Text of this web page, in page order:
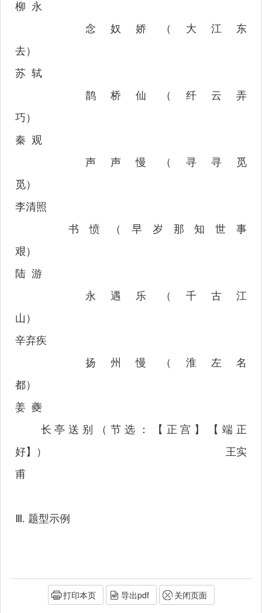
柳 永
念奴娇（大江东
去）
苏 轼
鹊桥仙（纤云弄
巧）
秦 观
声声慢（寻寻觅
觅）
李清照
书愤（早岁那知世事
艰）
陆 游
永遇乐（千古江
山）
辛弃疾
扬州慢（淮左名
都）
姜 夔
长亭送别（节选：【正宫】【端正
好】）
王实
甫
. 题型示例
打印本页 导出pdf 关闭页面